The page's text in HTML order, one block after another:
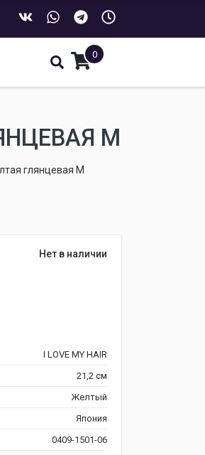
0
M
глянцевая M
Нет в наличии
I LOVE MY HAIR
21,2 см
Желтый
Япония
0409-1501-06